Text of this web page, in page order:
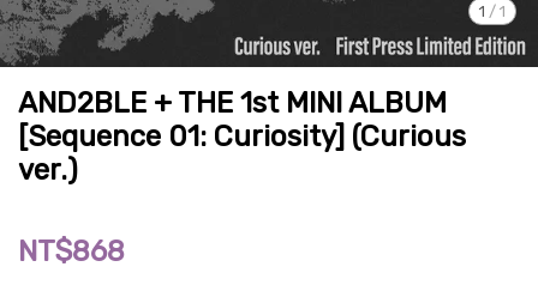
1 / 1
AND2BLE + THE 1st MINI ALBUM
[Sequence 01: Curiosity] (Curious
ver.)
NT$868